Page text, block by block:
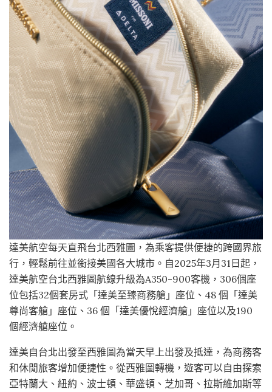
達美航空每天直飛台北西雅圖，為乘客提供便捷的跨國界旅
行，輕鬆前往並銜接美國各大城市。自2025年3月31日起，
達美航空台北西雅圖航線升級為A350-900客機，306個座
位包括32個套房式「達美至臻商務艙」座位、48 個「達美
尊尚客艙」座位、36 個「達美優悅經濟艙」座位以及190
個經濟艙座位。
達美自台北出發至西雅圖為當天早上出發及抵達，為商務客
和休閒旅客增加便捷性。從西雅圖轉機，遊客可以自由探索
亞特蘭大、紐約、波士頓、華盛頓、芝加哥、拉斯維加斯等